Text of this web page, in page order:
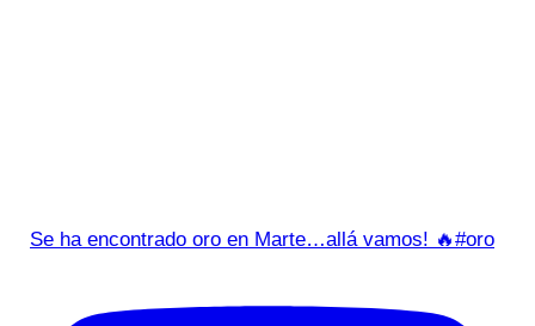
Se ha encontrado oro en Marte…allá vamos! 🔥#oro